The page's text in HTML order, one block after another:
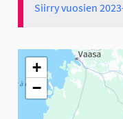
Siirry vuosien
Seuraavassa
+
−